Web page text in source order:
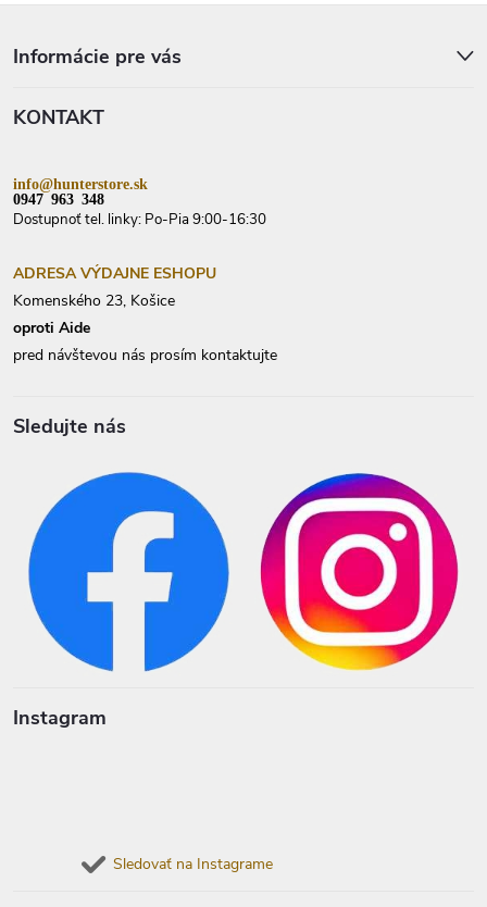
Informácie pre vás
KONTAKT
info@hunterstore.sk
0947 963 348
Dostupnoť tel. linky: Po-Pia 9:00-16:30
ADRESA VÝDAJNE ESHOPU
Komenského 23, Košice
oproti Aide
pred návštevou nás prosím kontaktujte
Sledujte nás
Instagram
Sledovať na Instagrame